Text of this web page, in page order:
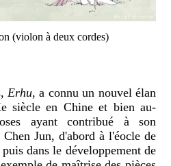
(violon à deux cordes)
Erhu, a connu un nouvel élan
siècle en Chine et bien au-
ayant contribué à son
Jun, d'abord à l'éocle de
dans le développement de